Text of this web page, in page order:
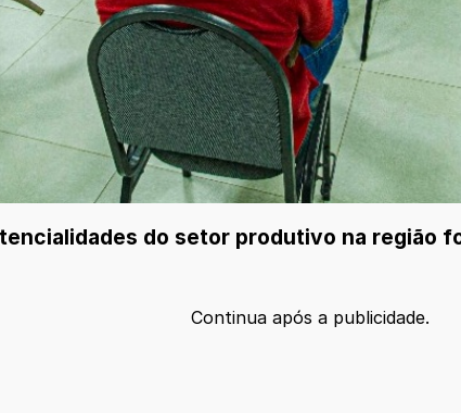
do setor produtivo na região
Continua após a publicidade.